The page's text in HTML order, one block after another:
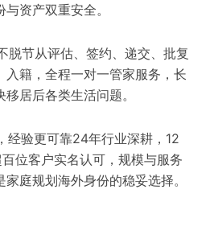
资产双重安全。
脱节从评估、签约、递交、批复
入籍，全程一对一管家服务，长
居后各类生活问题。
经验更可靠24年行业深耕，12
位客户实名认可，规模与服务
庭规划海外身份的稳妥选择。